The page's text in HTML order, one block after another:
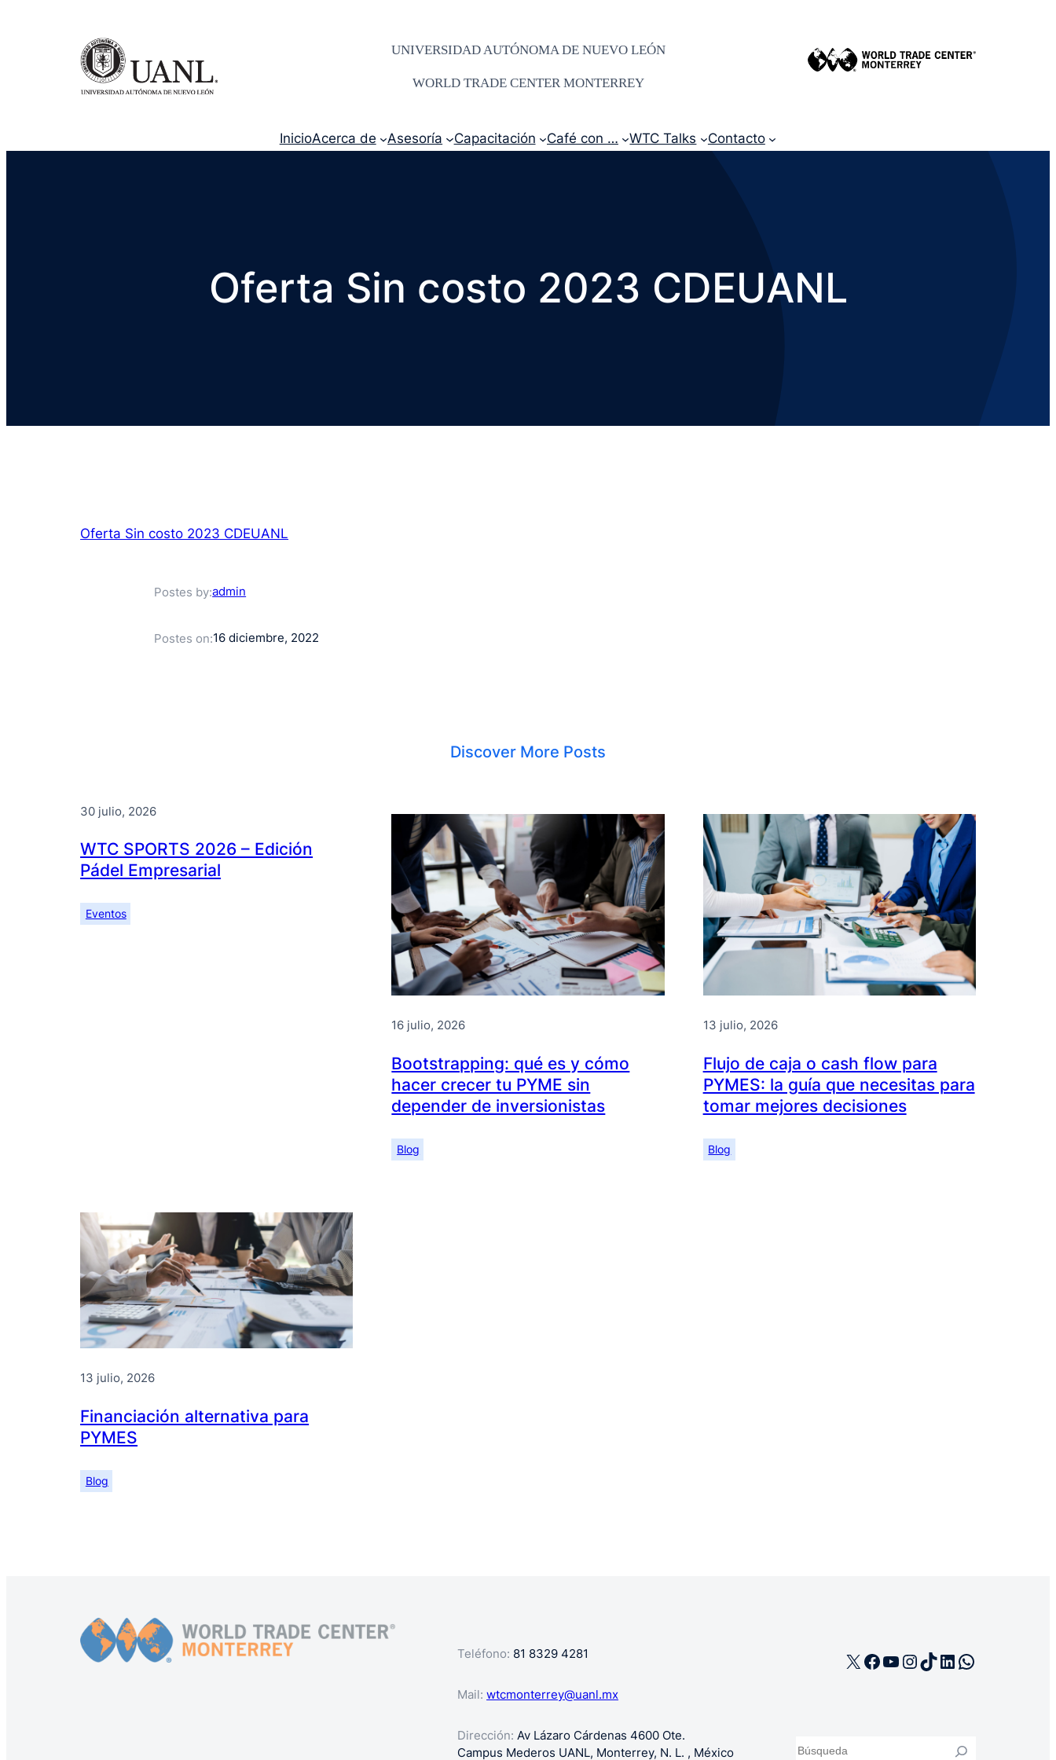
UNIVERSIDAD AUTÓNOMA DE NUEVO LEÓN
WORLD TRADE CENTER MONTERREY
InicioAcerca de Asesoría Capacitación Café con … WTC Talks Contacto
Oferta Sin costo 2023 CDEUANL
Oferta Sin costo 2023 CDEUANL
Postes by:admin
Postes on:16 diciembre, 2022
Discover More Posts
30 julio, 2026
WTC SPORTS 2026 – Edición
Pádel Empresarial
Eventos
16 julio, 2026
Bootstrapping: qué es y cómo
hacer crecer tu PYME sin
depender de inversionistas
Blog
13 julio, 2026
Flujo de caja o cash flow para
PYMES: la guía que necesitas para
tomar mejores decisiones
Blog
13 julio, 2026
Financiación alternativa para
PYMES
Blog
Teléfono: 81 8329 4281
Mail: wtcmonterrey@uanl.mx
Dirección: Av Lázaro Cárdenas 4600 Ote.
Campus Mederos UANL, Monterrey, N. L. , México
X Facebook
YouTube
Instagram
TikTok
LinkedIn
WhatsApp